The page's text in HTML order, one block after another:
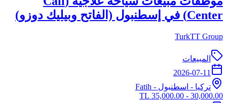
Center) في إسطنبول (الفاتح وبيليك دوزو)
TurkTT Group
المبيعات
2026-07-11
تركيا - اسطنبول - Fatih
30,000.00 - 35,000.00 TL